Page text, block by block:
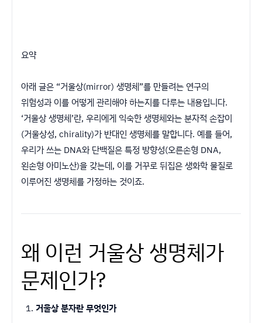
요약
아래 글은 “거울상(mirror) 생명체”를 만들려는 연구의
위험성과 이를 어떻게 관리해야 하는지를 다루는 내용입니다.
‘거울상 생명체’란, 우리에게 익숙한 생명체와는 분자적 손잡이
(거울상성, chirality)가 반대인 생명체를 말합니다. 예를 들어,
우리가 쓰는 DNA와 단백질은 특정 방향성(오른손형 DNA,
왼손형 아미노산)을 갖는데, 이를 거꾸로 뒤집은 생화학 물질로
이루어진 생명체를 가정하는 것이죠.
왜 이런 거울상 생명체가
문제인가?
거울상 분자란 무엇인가